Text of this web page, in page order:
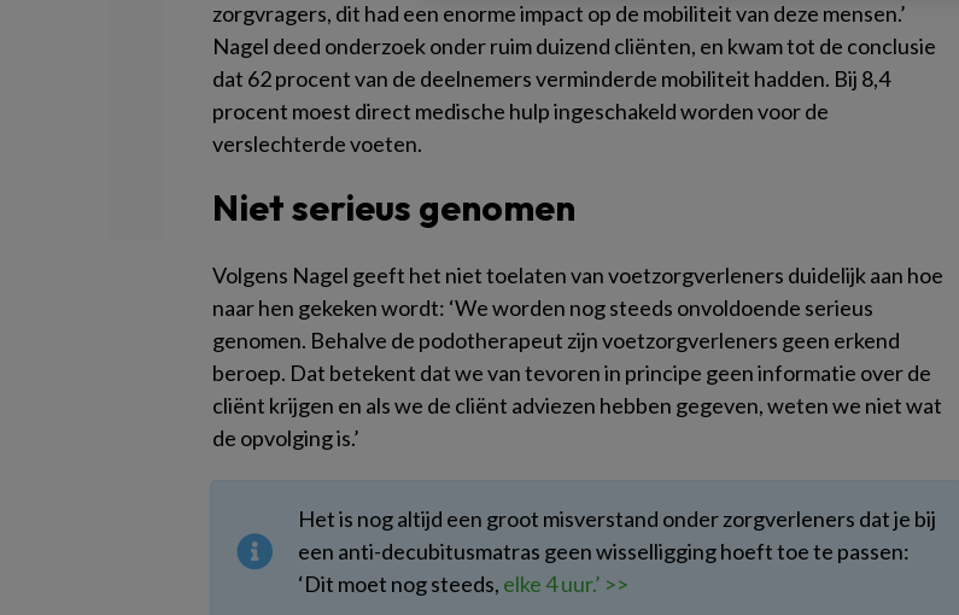
zorgvragers, dit had een enorme impact op de mobiliteit van deze mensen.’
Nagel deed onderzoek onder ruim duizend cliënten, en kwam tot de conclusie
dat 62 procent van de deelnemers verminderde mobiliteit hadden. Bij 8,4
procent moest direct medische hulp ingeschakeld worden voor de
verslechterde voeten.
Niet serieus genomen
Volgens Nagel geeft het niet toelaten van voetzorgverleners duidelijk aan hoe
naar hen gekeken wordt: ‘We worden nog steeds onvoldoende serieus
genomen. Behalve de podotherapeut zijn voetzorgverleners geen erkend
beroep. Dat betekent dat we van tevoren in principe geen informatie over de
cliënt krijgen en als we de cliënt adviezen hebben gegeven, weten we niet wat
de opvolging is.’
Het is nog altijd een groot misverstand onder zorgverleners dat je bij
een anti-decubitusmatras geen wisselligging hoeft toe te passen:
‘Dit moet nog steeds, elke 4 uur.’ >>